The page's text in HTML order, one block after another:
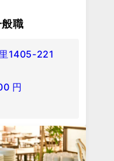
般職
1405-221
円